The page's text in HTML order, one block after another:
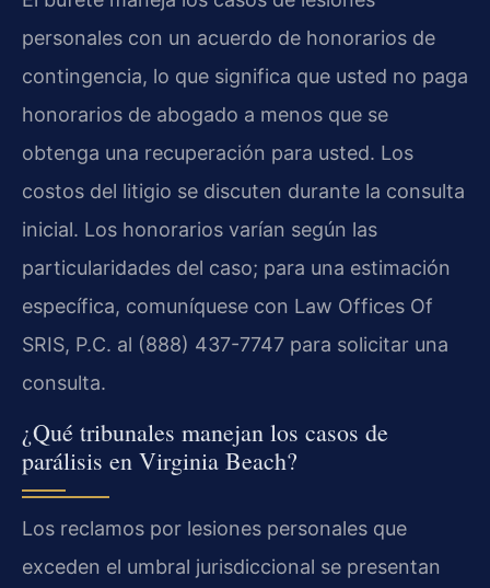
personales con un acuerdo de honorarios de
contingencia, lo que significa que usted no paga
honorarios de abogado a menos que se
obtenga una recuperación para usted. Los
costos del litigio se discuten durante la consulta
inicial. Los honorarios varían según las
particularidades del caso; para una estimación
específica, comuníquese con Law Offices Of
SRIS, P.C. al (888) 437-7747 para solicitar una
consulta.
¿Qué tribunales manejan los casos de
parálisis en Virginia Beach?
Los reclamos por lesiones personales que
exceden el umbral jurisdiccional se presentan